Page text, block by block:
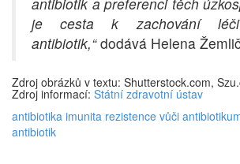
je cesta k zachování
antibiotik,“dodává Helena
Zdroj obrázků v textu: Shutterstock.com,
Zdroj informací: Státní zdravotní ústav
antibiotika imunita rezistence vůči
antibiotik